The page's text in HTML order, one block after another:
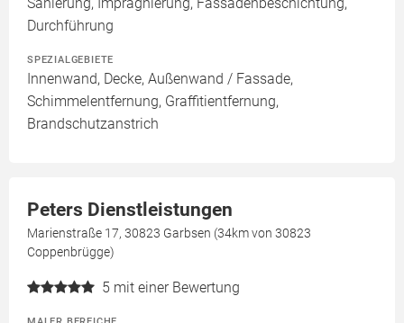
Durchführung
SPEZIALGEBIETE
Innenwand, Decke, Außenwand / Fassade,
Schimmelentfernung, Graffitientfernung,
Brandschutzanstrich
Peters Dienstleistungen
Marienstraße 17, 30823 Garbsen (34km von 30823
Coppenbrügge)
5 mit einer Bewertung